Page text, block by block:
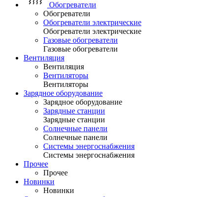
Обогреватели
Обогреватели
Обогреватели электрические
Обогреватели электрические
Газовые обогреватели
Газовые обогреватели
Вентиляция
Вентиляция
Вентиляторы
Вентиляторы
Зарядное оборудование
Зарядное оборудование
Зарядные станции
Зарядные станции
Солнечные панели
Солнечные панели
Системы энергоснабжения
Системы энергоснабжения
Прочее
Прочее
Новинки
Новинки